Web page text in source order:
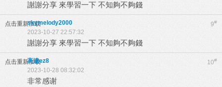
謝謝分享 來學習一下 不知夠不夠錢
点击重新加载 9#
skymelody2000
2023-10-27 22:57:32
謝謝分享 來學習一下 不知夠不夠錢
点击重新加载 10#
高達ez8
2023-10-28 08:32:02
非常感谢